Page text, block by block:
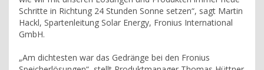
Schritte in Richtung 24 Stunden Sonne setzen“, sagt Martin
Hackl, Spartenleitung Solar Energy, Fronius International
GmbH.
„Am dichtesten war das Gedränge bei den Fronius